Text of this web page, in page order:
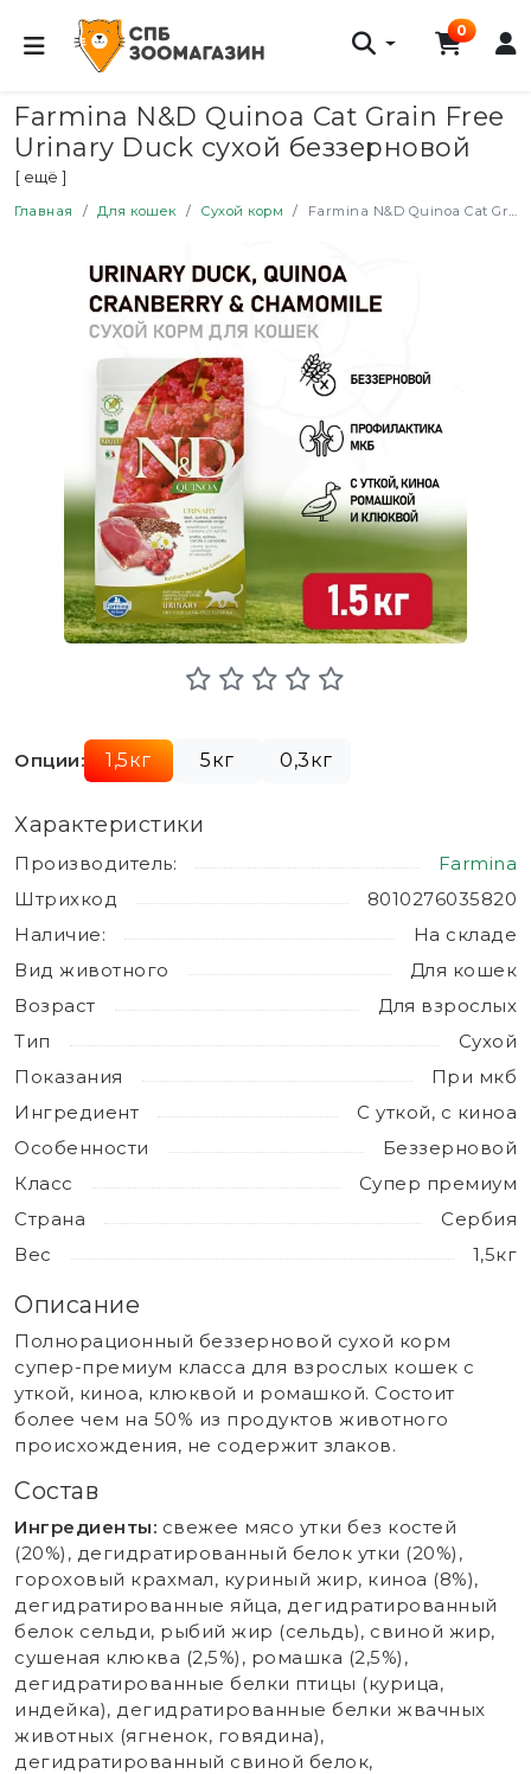
0
Farmina N&D Quinoa Cat Grain Free
Urinary Duck сухой беззерновой
корм для взрослых кошек для
профилактики МКБ с уткой и
[ ещё ]
Главная Для кошек Сухой корм Farmina N&D Quinoa Cat Grain Free Urinary Duck сухой беззерновой корм для взрослых кошек для профилактики МКБ с уткой и киноа - 1,5 кг
Опции: 1,5кг 5кг 0,3кг
Характеристики
Производитель:
Farmina
Штрихкод
8010276035820
Наличие:
На складе
Вид животного
Для кошек
Возраст
Для взрослых
Тип
Сухой
Показания
При мкб
Ингредиент
С уткой, с киноа
Особенности
Беззерновой
Класс
Супер премиум
Страна
Сербия
Вес
1,5кг
Описание
Полнорационный беззерновой сухой корм
супер-премиум класса для взрослых кошек с
уткой, киноа, клюквой и ромашкой. Состоит
более чем на 50% из продуктов животного
происхождения, не содержит злаков.
Состав
Ингредиенты: свежее мясо утки без костей
(20%), дегидратированный белок утки (20%),
гороховый крахмал, куриный жир, киноа (8%),
дегидратированные яйца, дегидратированный
белок сельди, рыбий жир (сельдь), свиной жир,
сушеная клюква (2,5%), ромашка (2,5%),
дегидратированные белки птицы (курица,
индейка), дегидратированные белки жвачных
животных (ягненок, говядина),
дегидратированный свиной белок,